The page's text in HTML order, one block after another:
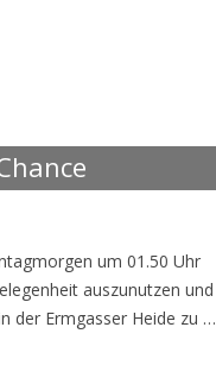
um 01.50 Uhr
auszunutzen und
der Ermgasser Heide zu …